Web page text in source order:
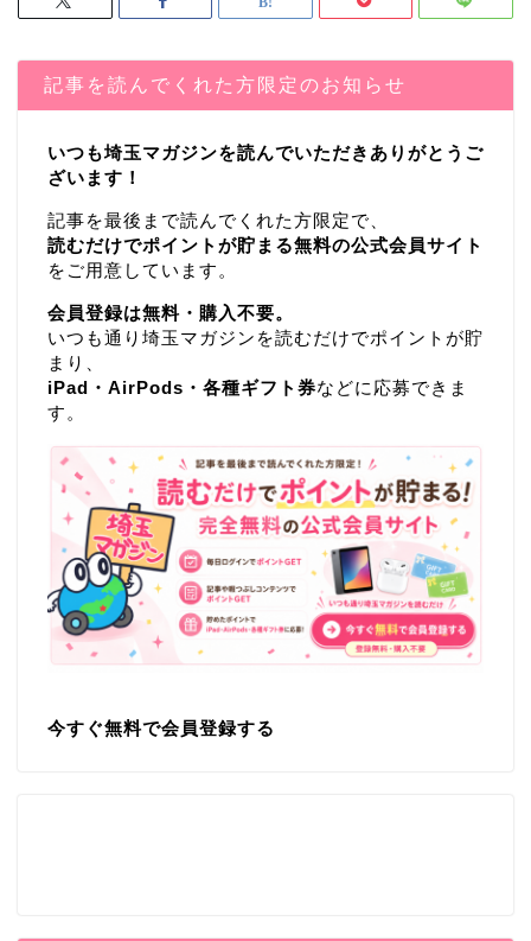
記事を読んでくれた方限定のお知らせ
いつも埼玉マガジンを読んでいただきありがとうご
ざいます！
記事を最後まで読んでくれた方限定で、
読むだけでポイントが貯まる無料の公式会員サイト
をご用意しています。
会員登録は無料・購入不要。
いつも通り埼玉マガジンを読むだけでポイントが貯
まり、
iPad・AirPods・各種ギフト券などに応募できま
す。
今すぐ無料で会員登録する